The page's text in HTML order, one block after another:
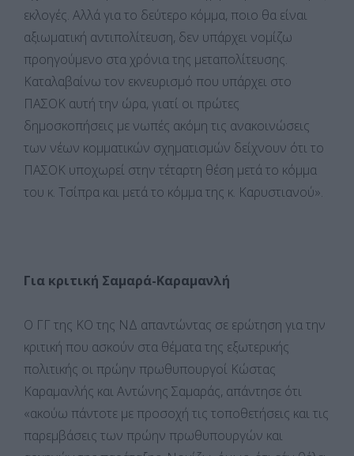
εκλογές. Αλλά για το δεύτερο κόμμα, ποιο θα είναι
αξιωματική αντιπολίτευση, δεν υπάρχει νομίζω
προηγούμενο στα χρόνια της μεταπολίτευσης.
Καταλαβαίνω τον εκνευρισμό που υπάρχει στο
ΠΑΣΟΚ αυτή την ώρα, γιατί οι πρώτες
δημοσκοπήσεις με νωπές ακόμη τις ανακοινώσεις
των νέων κομματικών σχηματισμών δείχνουν ότι το
ΠΑΣΟΚ υποχωρεί στην τέταρτη θέση μετά το κόμμα
του κ. Τσίπρα και μετά το κόμμα της κ. Καρυστιανού».
Για κριτική Σαμαρά-Καραμανλή
Ο ΓΓ της ΚΟ της ΝΔ απαντώντας σε ερώτηση για την
κριτική που ασκούν στα θέματα της εξωτερικής
πολιτικής οι πρώην πρωθυπουργοί Κώστας
Καραμανλής και Αντώνης Σαμαράς, απάντησε ότι
«ακούω πάντοτε με προσοχή τις τοποθετήσεις και τις
παρεμβάσεις των πρώην πρωθυπουργών και